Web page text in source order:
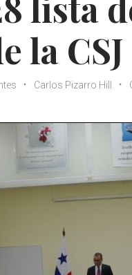
la CSJ
Carlos Pizarro Hill